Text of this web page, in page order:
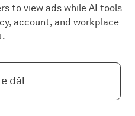
to view ads while AI tools
account, and workplace
dál